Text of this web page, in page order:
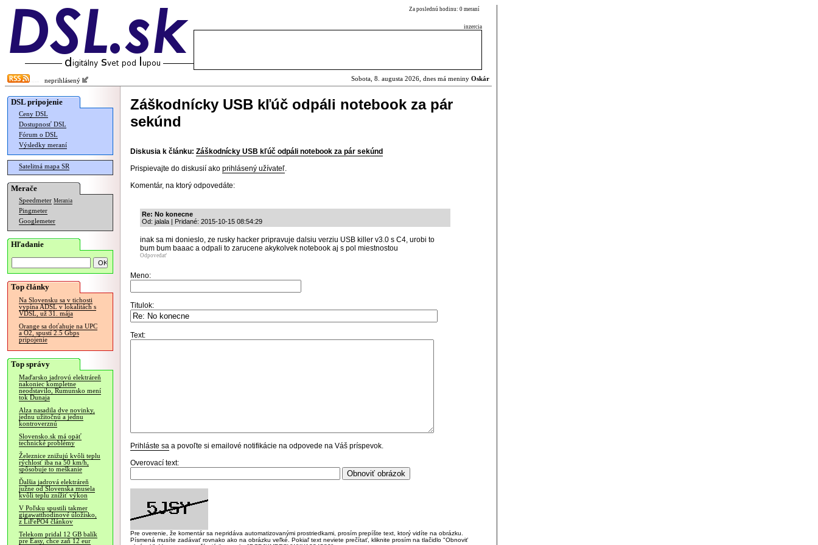
Za poslednú hodinu: 0 meraní
inzercia
neprihlásený Sobota, 8. augusta 2026, dnes má meniny Oskár
DSL pripojenie
Ceny DSL
Dostupnosť DSL
Fórum o DSL
Výsledky meraní
Satelitná mapa SR
Merače
Speedmeter Merania
Pingmeter
Googlemeter
Hľadanie
Top články
Na Slovensku sa v tichosti
vypína ADSL v lokalitách s
VDSL, už 31. mája
Orange sa doťahuje na UPC
a O2, spustí 2.5 Gbps
pripojenie
Top správy
Maďarsko jadrovú elektráreň
nakoniec kompletne
neodstavilo, Rumunsko mení
tok Dunaja
Alza nasadila dve novinky,
jednu užitočnú a jednu
kontroverznú
Slovensko.sk má opäť
technické problémy
Železnice znižujú kvôli teplu
rýchlosť iba na 50 km/h,
spôsobuje to meškanie
Ďalšia jadrová elektráreň
južne od Slovenska musela
kvôli teplu znížiť výkon
V Poľsku spustili takmer
gigawatthodinové úložisko,
z LiFePO4 článkov
Telekom pridal 12 GB balík
pre Easy, chce zaň 12 eur
Záškodnícky USB kľúč odpáli notebook za pár
sekúnd
Diskusia k článku: Záškodnícky USB kľúč odpáli notebook za pár sekúnd
Prispievajte do diskusií ako prihlásený užívateľ.
Komentár, na ktorý odpovedáte:
Re: No konecne
Od: jalala | Pridané: 2015-10-15 08:54:29
inak sa mi donieslo, ze rusky hacker pripravuje dalsiu verziu USB killer v3.0 s C4, urobi to
bum bum baaac a odpali to zarucene akykolvek notebook aj s pol miestnostou
Odpovedať
Meno:
Titulok:
Text:
Prihláste sa a povoľte si emailové notifikácie na odpovede na Váš príspevok.
Overovací text:
Pre overenie, že komentár sa nepridáva automatizovanými prostriedkami, prosím prepíšte text, ktorý vidíte na obrázku.
Písmená musíte zadávať rovnako ako na obrázku veľké. Pokiaľ text neviete prečítať, kliknite prosím na tlačidlo "Obnoviť